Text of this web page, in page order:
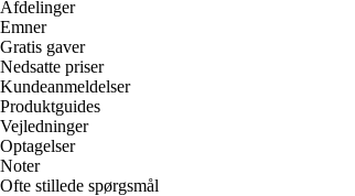
Afdelinger
Emner
Gratis gaver
Nedsatte priser
Kundeanmeldelser
Produktguides
Vejledninger
Optagelser
Noter
Ofte stillede spørgsmål